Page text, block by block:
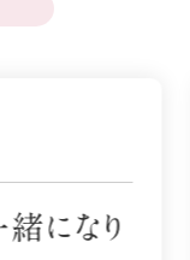
になり